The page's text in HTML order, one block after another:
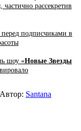
рассекретив
подписчиками в
шоу «Новые Звезды
Автор: Santana